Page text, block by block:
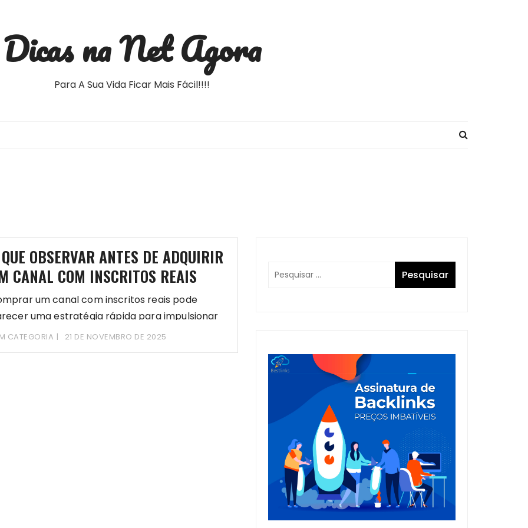
Dicas na Net Agora
Para A Sua Vida Ficar Mais Fácil!!!!
OBSERVAR ANTES DE ADQUIRIR
CANAL COM INSCRITOS REAIS
um canal com inscritos reais pode
uma estratégia rápida para impulsionar
presença
CATEGORIA 21 DE NOVEMBRO DE 2025